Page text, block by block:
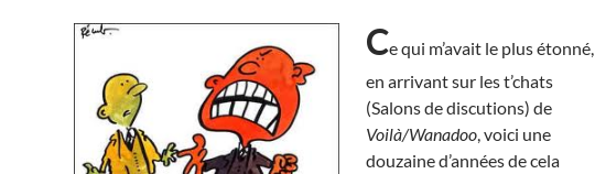
Ce qui m’avait le plus étonné,
en arrivant sur les t’chats
(Salons de discutions) de
Voilà/Wanadoo, voici une
douzaine d’années de cela